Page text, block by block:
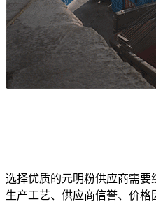
选择优质的元明粉供应商需要
生产工艺、供应商信誉、价